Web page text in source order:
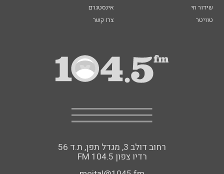
שידור חי
אינסטגרם
טוויטר
צרו קשר
רחוב דולב 3, מגדל תפן, ת.ד 56
FM רדיו צפון 104.5